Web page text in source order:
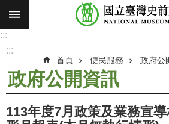
跳到主要內容區塊
搜
願
使
:::
:::
首頁 便民服務 政府公
政府公開資訊
113年度7月政策及業務宣